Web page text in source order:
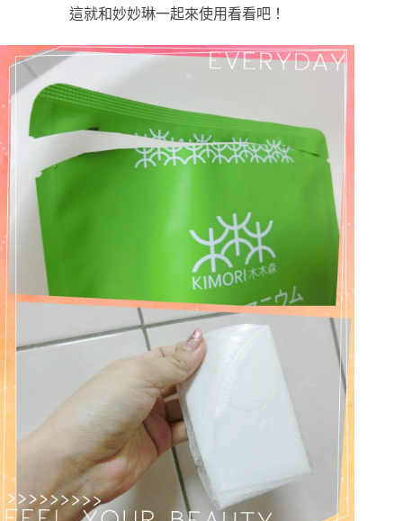
這就和妙妙琳一起來使用看看吧！